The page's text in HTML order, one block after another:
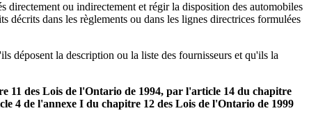
directement ou indirectement et régir la disposition des automobiles
décrits dans les règlements ou dans les lignes directrices formulées
déposent la description ou la liste des fournisseurs et qu'ils la
11 des Lois de l'Ontario de 1994, par l'article 14 du chapitre
4 de l'annexe I du chapitre 12 des Lois de l'Ontario de 1999